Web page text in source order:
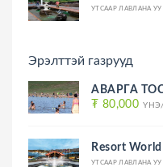
УТСААР ЛАВЛАНА УУ
Эрэлттэй газрууд
АВАРГА
₮ 80,000
Resort
УТСААР ЛАВЛАНА УУ